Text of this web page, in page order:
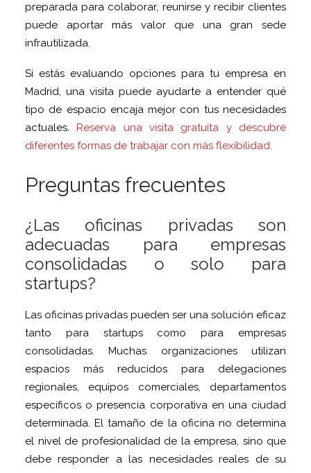
preparada para colaborar, reunirse y recibir clientes
puede aportar más valor que una gran sede
infrautilizada.
Si estás evaluando opciones para tu empresa en
Madrid, una visita puede ayudarte a entender qué
tipo de espacio encaja mejor con tus necesidades
actuales. Reserva una visita gratuita y descubre
diferentes formas de trabajar con más flexibilidad.
Preguntas frecuentes
¿Las oficinas privadas son
adecuadas para empresas
consolidadas o solo para
startups?
Las oficinas privadas pueden ser una solución eficaz
tanto para startups como para empresas
consolidadas. Muchas organizaciones utilizan
espacios más reducidos para delegaciones
regionales, equipos comerciales, departamentos
específicos o presencia corporativa en una ciudad
determinada. El tamaño de la oficina no determina
el nivel de profesionalidad de la empresa, sino que
debe responder a las necesidades reales de su